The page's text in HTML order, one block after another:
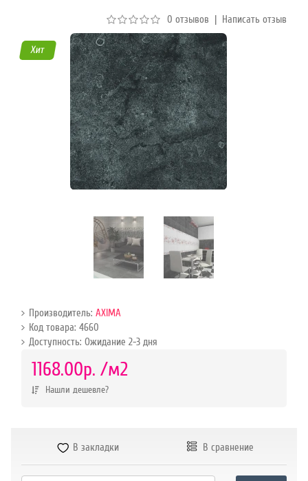
01-
0 отзывов | Написать отзыв
Хит
Производитель:AXIMA
Код товара: 4660
Доступность: Ожидание 2-3 дня
1168.00р. р.
/м2
Нашли дешевле?
В закладки В сравнение